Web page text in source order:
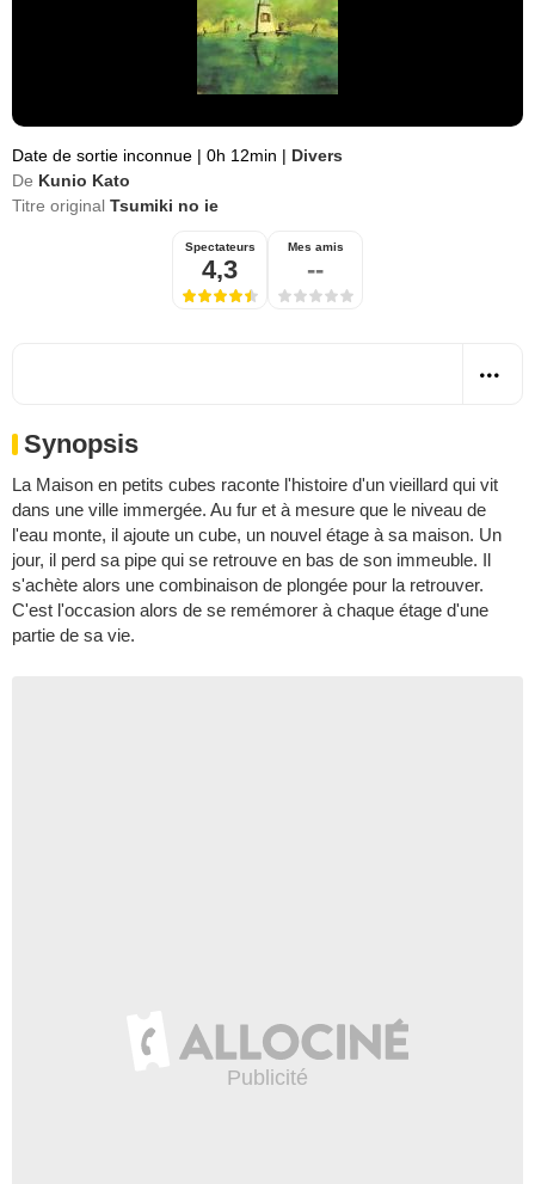
Date de sortie inconnue | 0h 12min | Divers
De Kunio Kato
Titre original Tsumiki no ie
Spectateurs
4,3
Mes amis
--
Synopsis
La Maison en petits cubes raconte l'histoire d'un vieillard qui vit
dans une ville immergée. Au fur et à mesure que le niveau de
l'eau monte, il ajoute un cube, un nouvel étage à sa maison. Un
jour, il perd sa pipe qui se retrouve en bas de son immeuble. Il
s'achète alors une combinaison de plongée pour la retrouver.
C'est l'occasion alors de se remémorer à chaque étage d'une
partie de sa vie.